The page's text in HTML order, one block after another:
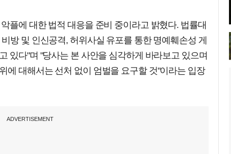
플에 대한 법적 대응을 준비 중이라고 밝혔다. 법률대
방 및 인신공격, 허위사실 유포를 통한 명예훼손성 게
있다"며 "당사는 본 사안을 심각하게 바라보고 있으며
에 대해서는 선처 없이 엄벌을 요구할 것"이라는 입장
ADVERTISEMENT